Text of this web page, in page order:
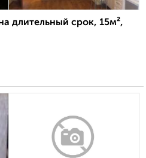
длительный срок, 15м²,